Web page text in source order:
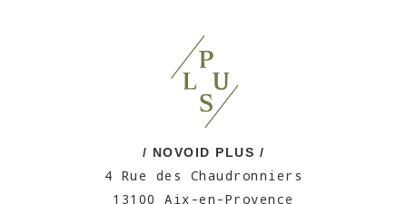
/ NOVOID PLUS /
4 Rue des Chaudronniers
13100 Aix-en-Provence